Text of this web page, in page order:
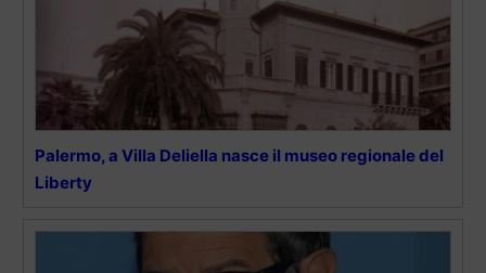
Palermo, a Villa Deliella nasce il museo regionale del
Liberty